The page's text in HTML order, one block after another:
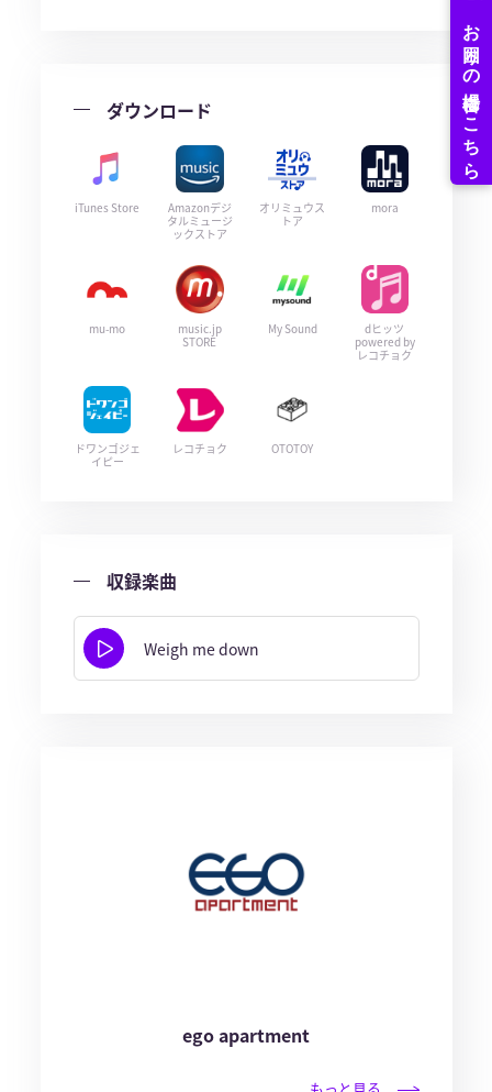
ダウンロード
iTunes Store
Amazonデジ
タルミュージ
ックストア
オリミュウス
トア
mora
mu-mo
music.jp
STORE
My Sound
dヒッツ
powered by
レコチョク
ドワンゴジェ
イピー
レコチョク OTOTOY
収録楽曲
Weigh me down
ego apartment